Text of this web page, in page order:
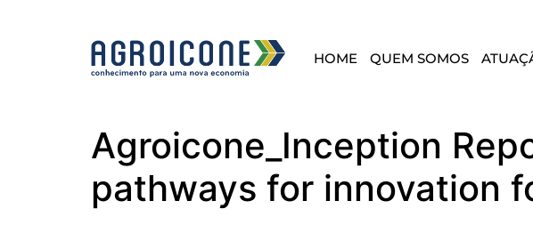
HOME QUEM SOMOS
Agroicone_Inception
pathways for innovation